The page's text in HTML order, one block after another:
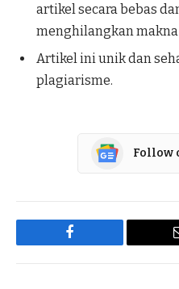
artikel secara bebas
menghilangkan
Artikel ini unik dan
plagiarisme.
Follow
Facebook